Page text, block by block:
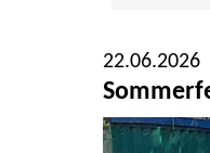
22.06.2026